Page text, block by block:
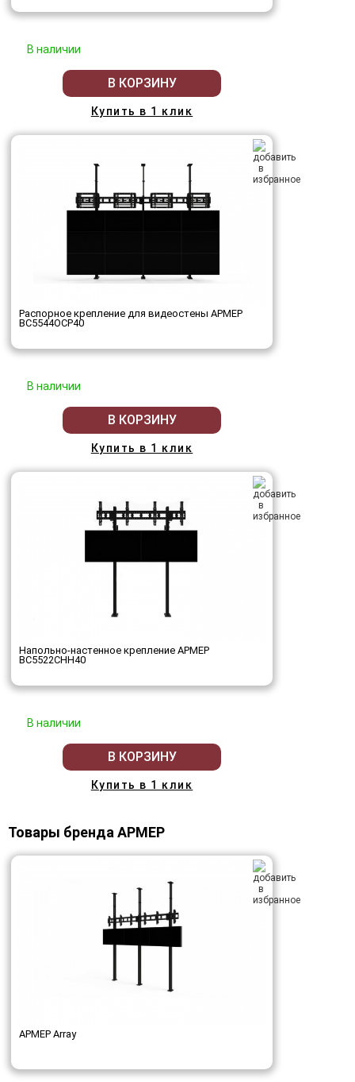
В наличии
В КОРЗИНУ
Купить в 1 клик
Распорное крепление для видеостены АРМЕР
ВС5544ОСР40
В наличии
В КОРЗИНУ
Купить в 1 клик
Напольно-настенное крепление АРМЕР
ВС5522СНН40
В наличии
В КОРЗИНУ
Купить в 1 клик
Товары бренда АРМЕР
АРМЕР Array